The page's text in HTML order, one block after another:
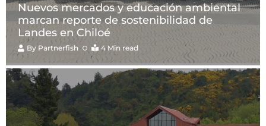
Nuevos mercados y educación ambiental
marcan reporte de sostenibilidad de
Landes en Chiloé
By Partnerfish 4 Min read